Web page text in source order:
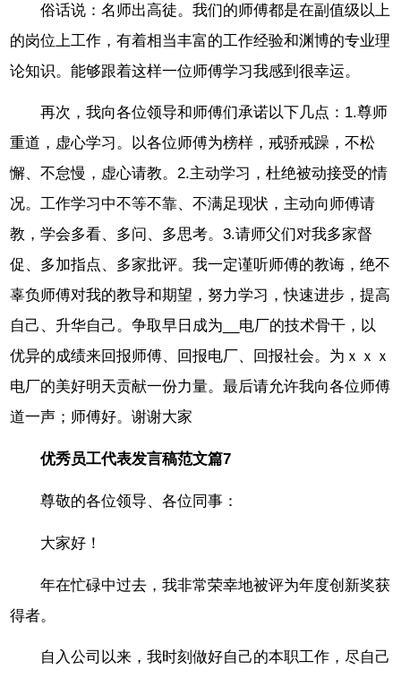
俗话说：名师出高徒。我们的师傅都是在副值级以上
的岗位上工作，有着相当丰富的工作经验和渊博的专业理
论知识。能够跟着这样一位师傅学习我感到很幸运。
再次，我向各位领导和师傅们承诺以下几点：1.尊师
重道，虚心学习。以各位师傅为榜样，戒骄戒躁，不松
懈、不怠慢，虚心请教。2.主动学习，杜绝被动接受的情
况。工作学习中不等不靠、不满足现状，主动向师傅请
教，学会多看、多问、多思考。3.请师父们对我多家督
促、多加指点、多家批评。我一定谨听师傅的教诲，绝不
辜负师傅对我的教导和期望，努力学习，快速进步，提高
自己、升华自己。争取早日成为__电厂的技术骨干，以
优异的成绩来回报师傅、回报电厂、回报社会。为ｘｘｘ
电厂的美好明天贡献一份力量。最后请允许我向各位师傅
道一声；师傅好。谢谢大家
优秀员工代表发言稿范文篇7
尊敬的各位领导、各位同事：
大家好！
年在忙碌中过去，我非常荣幸地被评为年度创新奖获
得者。
自入公司以来，我时刻做好自己的本职工作，尽自己